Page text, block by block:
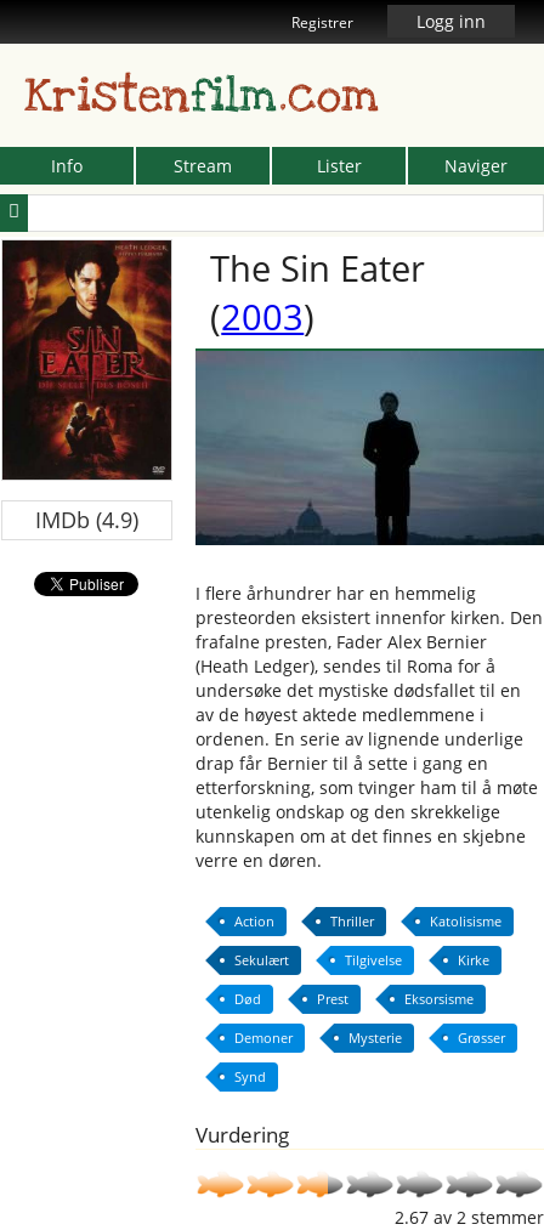
Registrer Logg inn
Kristenfilm.com
Info Stream Lister Naviger
IMDb (4.9)
The Sin Eater
(2003)
I flere århundrer har en hemmelig
presteorden eksistert innenfor kirken. Den
frafalne presten, Fader Alex Bernier
(Heath Ledger), sendes til Roma for å
undersøke det mystiske dødsfallet til en
av de høyest aktede medlemmene i
ordenen. En serie av lignende underlige
drap får Bernier til å sette i gang en
etterforskning, som tvinger ham til å møte
utenkelig ondskap og den skrekkelige
kunnskapen om at det finnes en skjebne
verre en døren.
Action Thriller Katolisisme
Sekulært Tilgivelse Kirke
Død Prest Eksorsisme
Demoner Mysterie Grøsser
Synd
Vurdering
2.67av 2 stemmer